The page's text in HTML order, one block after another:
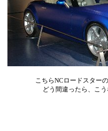
こちらNCロードスター
どう間違ったら、こ